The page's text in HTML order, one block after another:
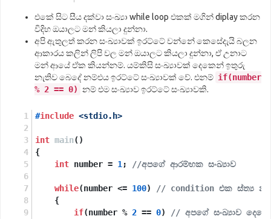
එකේ සිට සීය දක්වා සංඛ්‍යා while loop එකක් මගින් diplay කරන
විදිහ ඔයාලට මන් කියලා දුන්නා.
අපි ඇතුලත් කරන සංඛ්‍යාවක් ඉරට්ටේ වන්නේ කෙසේදැයි බලන
ආකාරය කලින් ලිපි වල මන් ඔයාලට කියලා දුන්නා, ඒ උනාට
මන් ආයේ ඒක කියන්නම්. යම්කිසි සංඛ්‍යාවක් දෙකෙන් ඉතුරු
නැතිව බෙදේ නම්එය ඉරට්ටේ සංඛ්‍යාවක් වේ. එනම් if(number
% 2 == 0) නම් එම සංඛ්‍යාව ඉරට්ටේ සංඛ්‍යාවකි.
#include <stdio.h>
int main()
{
int number = 1 ; //අපගේ ආරම්භක සංඛ්‍යාව
while(number <= 100)
// condition එක ස්ත්‍ය
    {
if(number % 2 == 0)
// අපගේ සංඛ්‍යාව